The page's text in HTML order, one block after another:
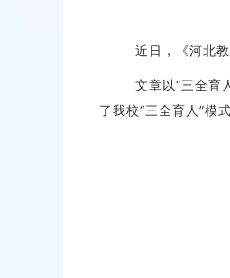
近日，《河北教育
文章以“三全育人”
了我校“三全育人”模